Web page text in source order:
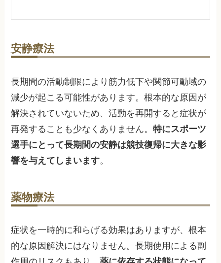
安静療法
長期間の活動制限により筋力低下や関節可動域の
減少が起こる可能性があります。根本的な原因が
解決されていないため、活動を再開すると症状が
再発することも少なくありません。特にスポーツ
選手にとって長期間の安静は競技復帰に大きな影
響を与えてしまいます。
薬物療法
症状を一時的に和らげる効果はありますが、根本
的な原因解決にはなりません。長期使用による副